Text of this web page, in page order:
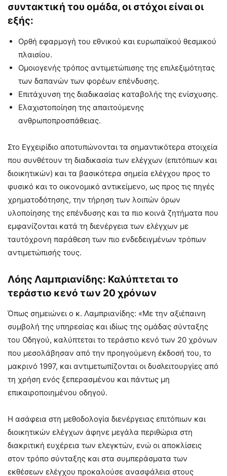
συντακτική του ομάδα, οι στόχοι είναι οι
εξής:
Ορθή εφαρμογή του εθνικού και ευρωπαϊκού θεσμικού
πλαισίου.
Ομοιογενής τρόπος αντιμετώπισης της επιλεξιμότητας
των δαπανών των φορέων επένδυσης.
Επιτάχυνση της διαδικασίας καταβολής της ενίσχυσης.
Ελαχιστοποίηση της απαιτούμενης
ανθρωποπροσπάθειας.
Στο Εγχειρίδιο αποτυπώνονται τα σημαντικότερα στοιχεία
που συνθέτουν τη διαδικασία των ελέγχων (επιτόπιων και
διοικητικών) και τα βασικότερα σημεία ελέγχου προς το
φυσικό και το οικονομικό αντικείμενο, ως προς τις πηγές
χρηματοδότησης, την τήρηση των λοιπών όρων
υλοποίησης της επένδυσης και τα πιο κοινά ζητήματα που
εμφανίζονται κατά τη διενέργεια των ελέγχων με
ταυτόχρονη παράθεση των πιο ενδεδειγμένων τρόπων
αντιμετώπισής τους.
Λόης Λαμπριανίδης: Καλύπτεται το
τεράστιο κενό των 20 χρόνων
Όπως σημειώνει ο κ. Λαμπριανίδης: «Με την αξιέπαινη
συμβολή της υπηρεσίας και ιδίως της ομάδας σύνταξης
του Οδηγού, καλύπτεται το τεράστιο κενό των 20 χρόνων
που μεσολάβησαν από την προηγούμενη έκδοσή του, το
μακρινό 1997, και αντιμετωπίζονται οι δυσλειτουργίες από
τη χρήση ενός ξεπερασμένου και πάντως μη
επικαιροποιημένου οδηγού.
Η ασάφεια στη μεθοδολογία διενέργειας επιτόπιων και
διοικητικών ελέγχων άφηνε μεγάλα περιθώρια στη
διακριτική ευχέρεια των ελεγκτών, ενώ οι αποκλίσεις
στον τρόπο σύνταξης και στα συμπεράσματα των
εκθέσεων ελέγχου προκαλούσε ανασφάλεια στους